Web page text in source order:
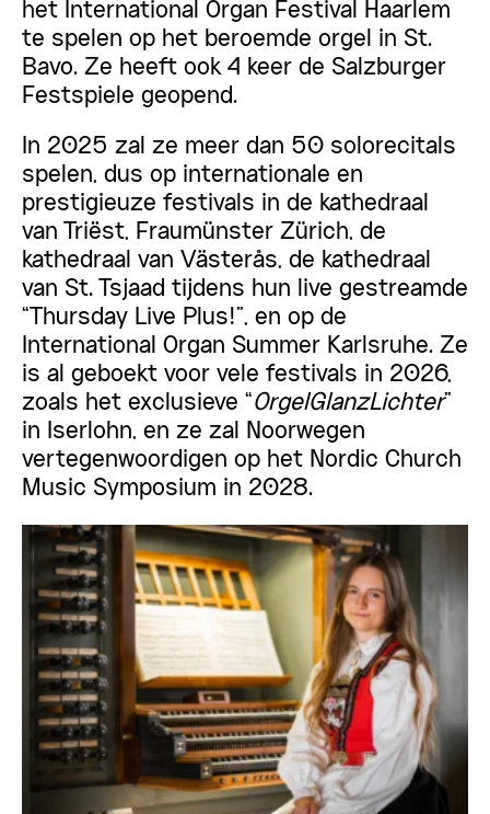
het International Organ Festival Haarlem
te spelen op het beroemde orgel in St.
Bavo. Ze heeft ook 4 keer de Salzburger
Festspiele geopend.
In 2025 zal ze meer dan 50 solorecitals
spelen, dus op internationale en
prestigieuze festivals in de kathedraal
van Triëst, Fraumünster Zürich, de
kathedraal van Västerås, de kathedraal
van St. Tsjaad tijdens hun live gestreamde
“Thursday Live Plus!”, en op de
International Organ Summer Karlsruhe. Ze
is al geboekt voor vele festivals in 2026,
zoals het exclusieve “OrgelGlanzLichter”
in Iserlohn, en ze zal Noorwegen
vertegenwoordigen op het Nordic Church
Music Symposium in 2028.